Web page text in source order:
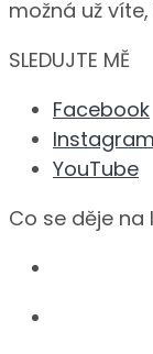
možná už
SLEDUJTE MĚ
Facebook
Instagram
YouTube
Co se děje